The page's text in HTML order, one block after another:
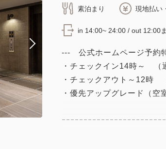
素泊まり 現地払い
in 14:00~ 24:00 / out 12:00
--- 公式ホームページ予
・チェックイン14時～ （
・チェックアウト～12時
・優先アップグレード（空
ｰｰｰｰｰｰｰｰｰｰｰｰｰｰｰｰｰｰｰｰｰｰｰ